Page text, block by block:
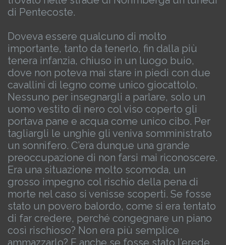
di Pentecoste.
Doveva essere qualcuno di molto
importante, tanto da tenerlo, fin dalla più
tenera infanzia, chiuso in un luogo buio,
dove non poteva mai stare in piedi con due
cavallini di legno come unico giocattolo.
Nessuno per insegnargli a parlare, solo un
uomo vestito di nero col viso coperto gli
portava pane e acqua come unico cibo. Per
tagliargli le unghie gli veniva somministrato
un sonnifero. C’era dunque una grande
preoccupazione di non farsi mai riconoscere.
Era una situazione molto scomoda, un
grosso impegno col rischio della pena di
morte nel caso si venisse scoperti. Se fosse
stato un povero balordo, come si era tentato
di far credere, perché congegnare un piano
così rischioso? Non era più semplice
ammazzarlo? E anche se fosse stato l’erede